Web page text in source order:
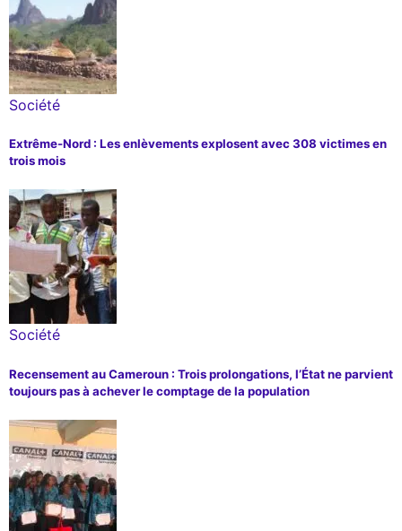
Société
Extrême-Nord : Les enlèvements explosent avec 308 victimes en
trois mois
Société
Recensement au Cameroun : Trois prolongations, l’État ne parvient
toujours pas à achever le comptage de la population